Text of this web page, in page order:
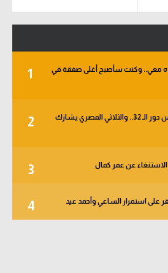
1
معي.. وكنت سأصبح أغلى صفقة في
2
خبر في الجول - الأهلي يبدأ من دور الـ 32.. والثلاثي المصري يشارك
3 الاستنغاء عن عمر كمال
4 على استمرار الساعي وأحمد عيد